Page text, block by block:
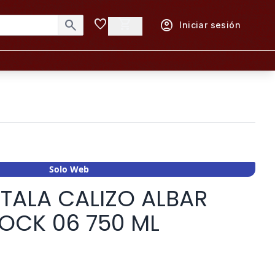
search favorite account_circle Iniciar sesión
Solo Web
CALIZO ALBAR
06 750 ML